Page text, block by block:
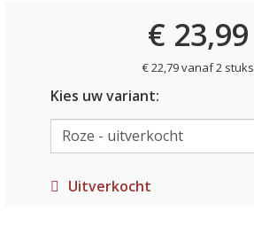
€ 23,99
€ 22,79 vanaf 2 stuks
Kies uw variant:
Uitverkocht